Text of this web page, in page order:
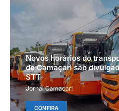
Novos horários do
de Camaçari são
STT
Jornal Camaçari
CONFIRA